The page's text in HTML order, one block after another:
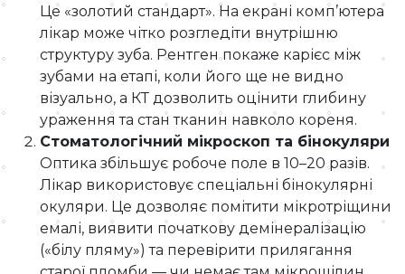
Це «золотий стандарт». На екрані комп’ютера
лікар може чітко розгледіти внутрішню
структуру зуба. Рентген покаже карієс між
зубами на етапі, коли його ще не видно
візуально, а КТ дозволить оцінити глибину
ураження та стан тканин навколо кореня.
Стоматологічний мікроскоп та бінокуляри
Оптика збільшує робоче поле в 10–20 разів.
Лікар використовує спеціальні бінокулярні
окуляри. Це дозволяє помітити мікротріщини
емалі, виявити початкову демінералізацію
(«білу пляму») та перевірити прилягання